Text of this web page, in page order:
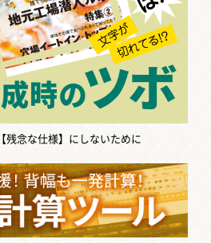
残念な仕様】にしないために